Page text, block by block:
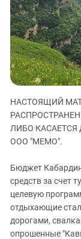
Дагестан
Ингушетия
Кабардино-
Калмыкия
Карачаево-
Краснодарский
Российская
Северная Осетия
СКФО
Ставропольский
Чечня
НАСТОЯЩИЙ
ЛИБО КАСАЕТСЯ
ООО "МЕМО".
Бюджет
средств за счет
целевую
отдыхающие
дорогами,
опрошенные